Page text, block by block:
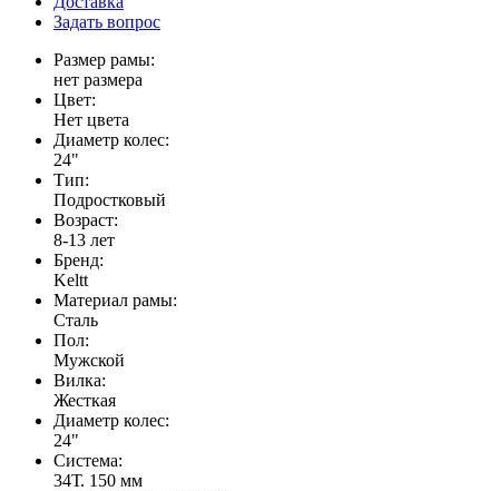
Задать вопрос
Размер рамы:
нет размера
Цвет:
Нет цвета
Диаметр колес:
24"
Тип:
Подростковый
Возраст:
8-13 лет
Бренд:
Keltt
Материал рамы:
Сталь
Пол:
Мужской
Вилка:
Жесткая
Диаметр колес:
24"
Система:
34Т. 150 мм